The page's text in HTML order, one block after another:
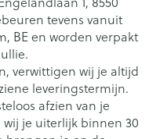
tevens vanuit
BE en worden verpakt
verwittigen wij je altijd
leveringstermijn.
afzien van je
je uiterlijk binnen 30